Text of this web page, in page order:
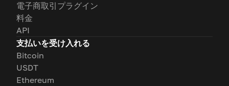
電子商取引プラグイン
料金
API
支払いを受け入れる
Bitcoin
USDT
Ethereum